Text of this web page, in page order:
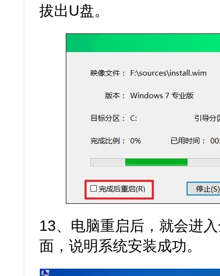
拔出U盘。
13、电脑重启后，就会进
面，说明系统安装成功。